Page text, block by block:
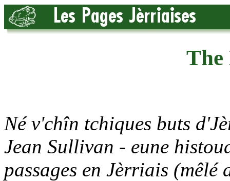
The
Né v'chîn tchiques buts
Jean Sullivan - eune
passages en Jèrriais (mêlé